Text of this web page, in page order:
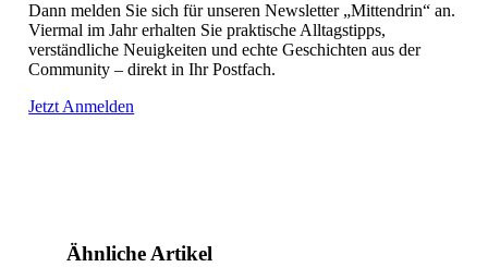
Dann melden Sie sich für unseren Newsletter „Mittendrin“ an.
Viermal im Jahr erhalten Sie praktische Alltagstipps,
verständliche Neuigkeiten und echte Geschichten aus der
Community – direkt in Ihr Postfach.
Jetzt Anmelden
Ähnliche Artikel